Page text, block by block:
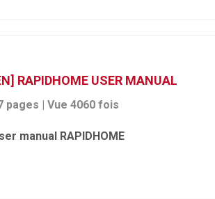
RAPIDHOME USER MANUAL
pages | Vue 4060 fois
manual RAPIDHOME